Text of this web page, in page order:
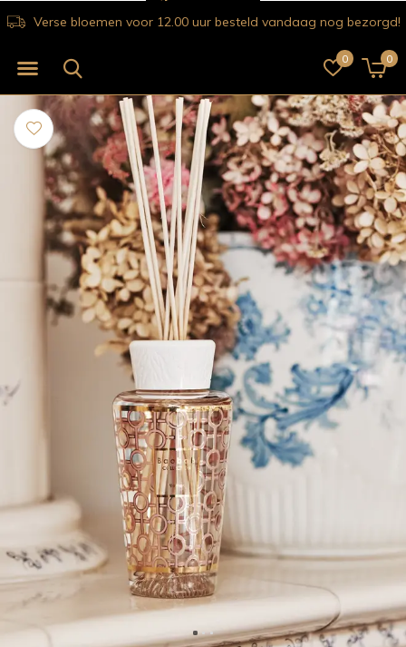
0 0
Verse bloemen voor 12.00 uur besteld vandaag nog bezorgd!